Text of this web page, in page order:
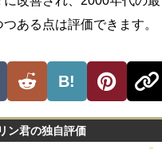
ある点は評価できます。
B!
ン君の独自評価